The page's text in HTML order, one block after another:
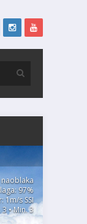
97%
1m/s SSI
3 • Min. 3